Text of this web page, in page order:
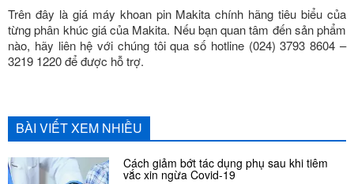
Trên đây là giá máy khoan pin Makita chính hãng tiêu biểu của
từng phân khúc giá của Makita. Nếu bạn quan tâm đến sản phẩm
nào, hãy liên hệ với chúng tôi qua số hotline (024) 3793 8604 –
3219 1220 để được hỗ trợ.
BÀI VIẾT XEM NHIỀU
Cách giảm bớt tác dụng phụ sau khi tiêm
vắc xin ngừa Covid-19